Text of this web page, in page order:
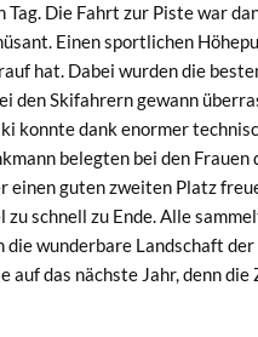
Die Fahrt zur Piste war
Einen sportlichen
hat. Dabei wurden die
den Skifahrern gewann
konnte dank enormer
belegten bei den Frauen
guten zweiten Platz
schnell zu Ende. Alle
wunderbare Landschaft
auf das nächste Jahr, denn